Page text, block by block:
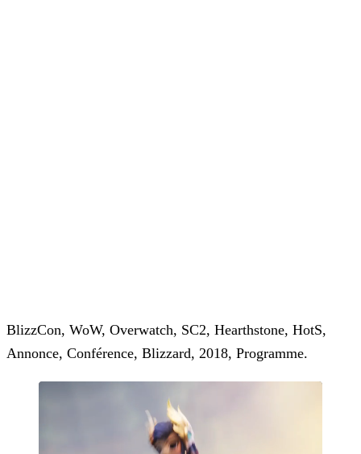
BlizzCon, WoW, Overwatch, SC2, Hearthstone, HotS,
Annonce, Conférence, Blizzard, 2018, Programme.